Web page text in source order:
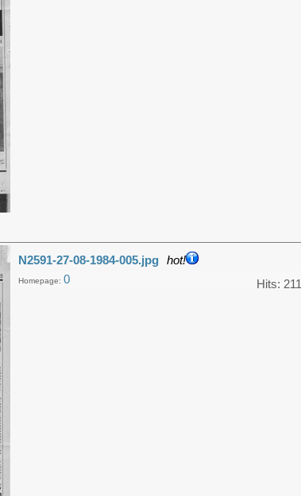
N2591-27-08-1984-005.jpg hot!
Hits: 211
Homepage: 0